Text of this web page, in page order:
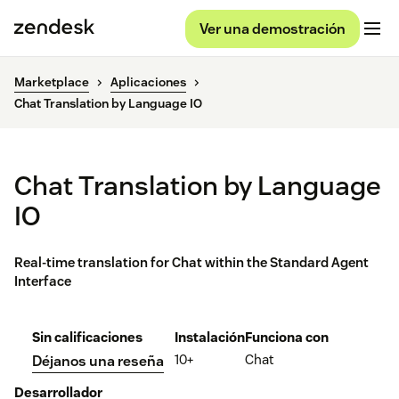
Ver una demostración
Marketplace
Aplicaciones
Chat Translation by Language IO
Chat Translation by Language
IO
Real-time translation for Chat within the Standard Agent
Interface
Sin calificaciones
Déjanos una reseña
Instalación
10+
Funciona con
Chat
Desarrollador